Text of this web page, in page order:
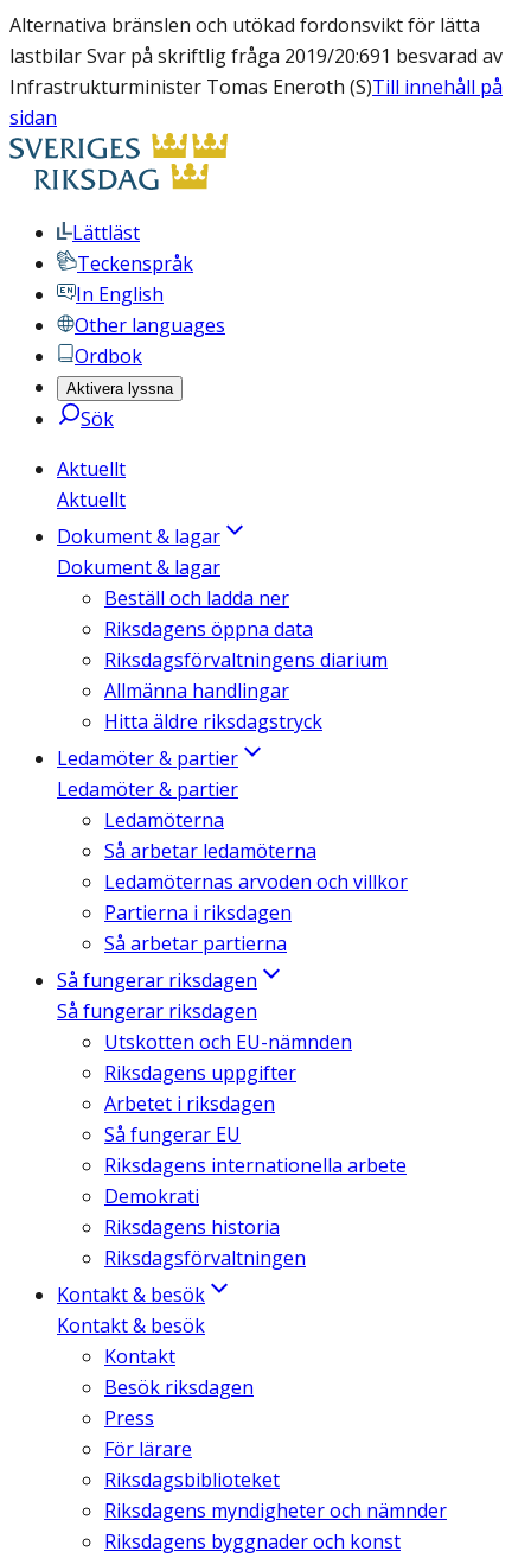
Alternativa bränslen och utökad fordonsvikt för lätta
lastbilar Svar på skriftlig fråga 2019/20:691 besvarad av
Infrastrukturminister Tomas Eneroth (S)Till innehåll på
sidan
Lättläst
Teckenspråk
In English
Other languages
Ordbok
Aktivera lyssna
Sök
Aktuellt
Aktuellt
Dokument & lagar
Dokument & lagar
Beställ och ladda ner
Riksdagens öppna data
Riksdagsförvaltningens diarium
Allmänna handlingar
Hitta äldre riksdagstryck
Ledamöter & partier
Ledamöter & partier
Ledamöterna
Så arbetar ledamöterna
Ledamöternas arvoden och villkor
Partierna i riksdagen
Så arbetar partierna
Så fungerar riksdagen
Så fungerar riksdagen
Utskotten och EU-nämnden
Riksdagens uppgifter
Arbetet i riksdagen
Så fungerar EU
Riksdagens internationella arbete
Demokrati
Riksdagens historia
Riksdagsförvaltningen
Kontakt & besök
Kontakt & besök
Kontakt
Besök riksdagen
Press
För lärare
Riksdagsbiblioteket
Riksdagens myndigheter och nämnder
Riksdagens byggnader och konst